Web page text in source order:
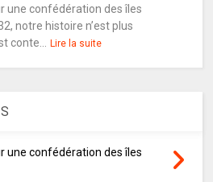
une confédération des îles
notre histoire n’est plus
conte...
Lire la suite
une confédération des îles